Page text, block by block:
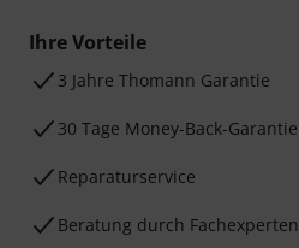
Ihre Vorteile
3 Jahre Thomann Garantie
30 Tage Money-Back-Garantie
Reparaturservice
Beratung durch Fachexperten